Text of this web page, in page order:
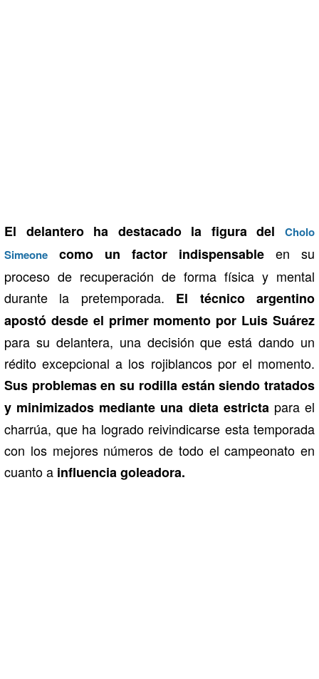
El delantero ha destacado la figura del Cholo
Simeone como un factor indispensable en su
proceso de recuperación de forma física y mental
durante la pretemporada. El técnico argentino
apostó desde el primer momento por Luis Suárez
para su delantera, una decisión que está dando un
rédito excepcional a los rojiblancos por el momento.
Sus problemas en su rodilla están siendo tratados
y minimizados mediante una dieta estricta para el
charrúa, que ha logrado reivindicarse esta temporada
con los mejores números de todo el campeonato en
cuanto a influencia goleadora.